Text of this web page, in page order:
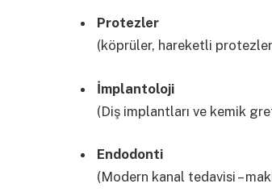
Protezler
(köprüler, hareketli
İmplantoloji
(Diş implantları ve kemik
Endodonti
(Modern kanal tedavisi –